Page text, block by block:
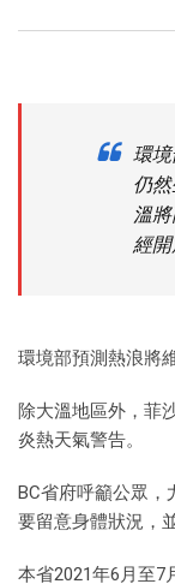
環
仍
溫
經開
環境部預測熱浪將
除大溫地區外，菲
炎熱天氣警告。
BC省府呼籲公眾，
要留意身體狀況，
本省2021年6月至7